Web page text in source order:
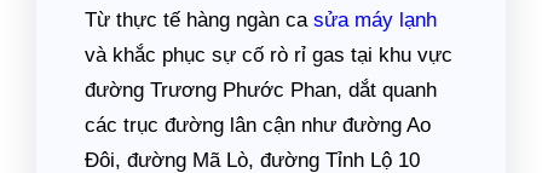
Từ thực tế hàng ngàn ca sửa máy lạnh
và khắc phục sự cố rò rỉ gas tại khu vực
đường Trương Phước Phan, dắt quanh
các trục đường lân cận như đường Ao
Đôi, đường Mã Lò, đường Tỉnh Lộ 10